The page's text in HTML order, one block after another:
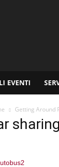
EVENTI
Getting Around